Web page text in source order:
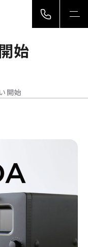
始
開始